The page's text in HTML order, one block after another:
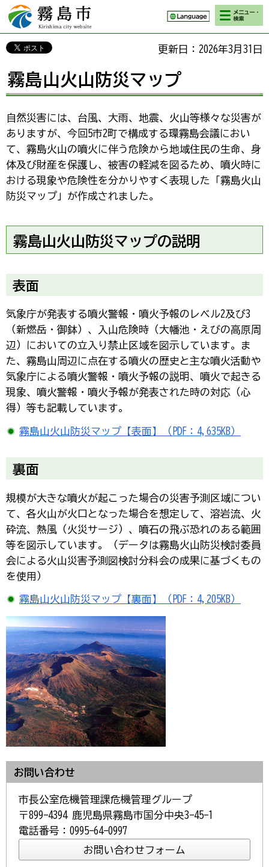
霧島市 Kirishima
city website
検索・メニ
ュー
更新日：2026年3月31日
霧島山火山防災マップ
自然災害には、台風、大雨、地震、火山等様々な災害が
ありますが、今回5市2町で構成する環霧島会議におい
て、霧島火山の噴火に伴う危険から地域住民の生命、身
体及び財産を保護し、被害の軽減を図るため、噴火時に
おける現象や危険性を分かりやすく表現した「霧島火山
防災マップ」が作成されました。
霧島山火山防災マップの説明
表面
気象庁が発表する噴火警報・噴火予報のレベル2及び3
（新燃岳・御鉢）、入山危険時（大幡池・えびの高原周
辺）においての立入り禁止区域を図示しています。ま
た、霧島山周辺に点在する噴火の歴史と主な噴火活動や
気象庁による噴火警報・噴火予報の説明、噴火で起きる
現象、噴火警報・噴火予報が発表された時の対応（心
得）等も記載しています。
霧島山火山防災マップ【表面】（PDF：4,635KB）
裏面
規模が大きな噴火が起こった場合の災害予測区域につい
て、各火山が火口となった場合を想定して、溶岩流、火
砕流、熱風（火災サージ）、噴石の飛ぶ恐れのある範囲
等を図示しています。（データは霧島火山防災検討委員
会による火山災害予測図検討分科会の成果に基づくもの
を使用）
霧島山火山防災マップ【裏面】（PDF：4,205KB）
お問い合わせ
市長公室危機管理課危機管理グループ
〒899-4394 鹿児島県霧島市国分中央3-45-1
電話番号：0995-64-0997